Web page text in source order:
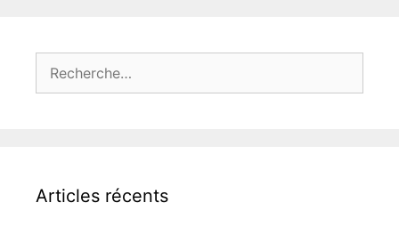
Articles récents